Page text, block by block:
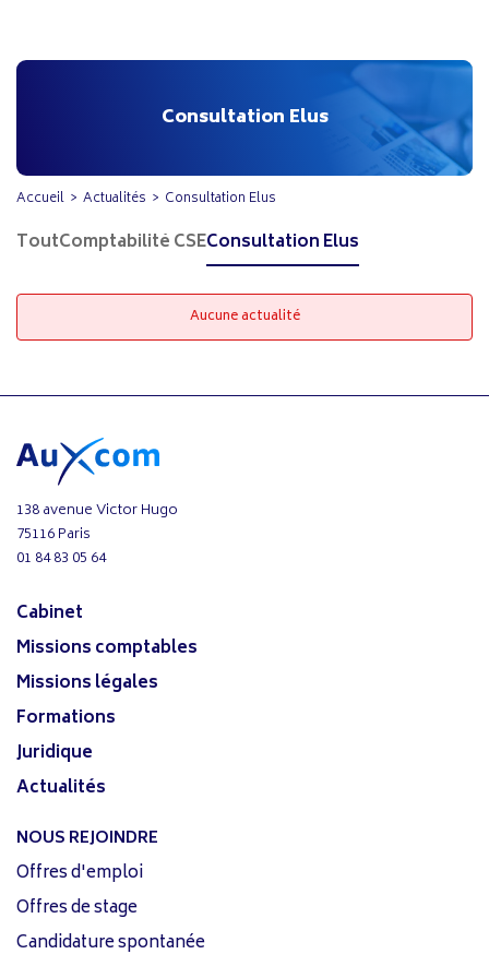
Consultation Elus
Accueil Actualités Consultation Elus
ToutComptabilité CSEConsultation Elus
Aucune actualité
138 avenue Victor Hugo
75116 Paris
01 84 83 05 64
Cabinet
Missions comptables
Missions légales
Formations
Juridique
Actualités
NOUS REJOINDRE
Offres d'emploi
Offres de stage
Candidature spontanée